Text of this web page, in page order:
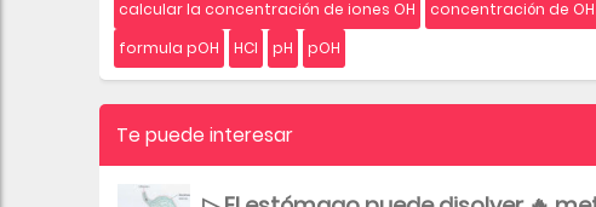
calcular la concentración de iones OH concentración de OH
formula pOH
HCl pH pOH
Te puede interesar